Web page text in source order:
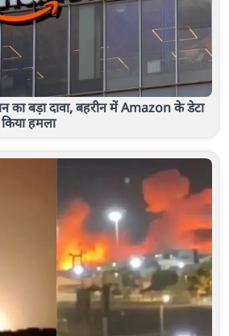
का बड़ा दावा, बहरीन में Amazon के डेटा
हमला